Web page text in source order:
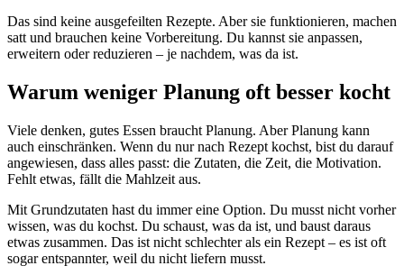
Das sind keine ausgefeilten Rezepte. Aber sie funktionieren, machen
satt und brauchen keine Vorbereitung. Du kannst sie anpassen,
erweitern oder reduzieren – je nachdem, was da ist.
Warum weniger Planung oft besser kocht
Viele denken, gutes Essen braucht Planung. Aber Planung kann
auch einschränken. Wenn du nur nach Rezept kochst, bist du darauf
angewiesen, dass alles passt: die Zutaten, die Zeit, die Motivation.
Fehlt etwas, fällt die Mahlzeit aus.
Mit Grundzutaten hast du immer eine Option. Du musst nicht vorher
wissen, was du kochst. Du schaust, was da ist, und baust daraus
etwas zusammen. Das ist nicht schlechter als ein Rezept – es ist oft
sogar entspannter, weil du nicht liefern musst.